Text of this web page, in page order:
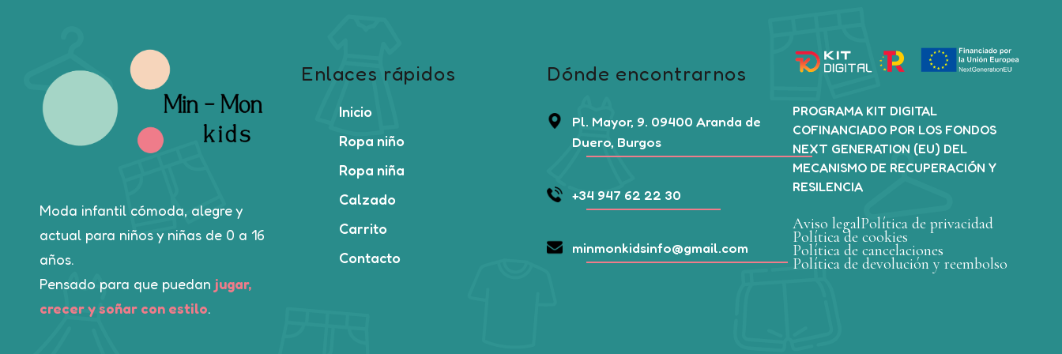
Moda infantil cómoda, alegre y
actual para niños y niñas de 0 a 16
años.
Pensado para que puedan jugar,
crecer y soñar con estilo.
Enlaces rápidos
Inicio
Ropa niño
Ropa niña
Calzado
Carrito
Contacto
Dónde encontrarnos
Pl. Mayor, 9. 09400 Aranda de
Duero, Burgos
+34 947 62 22 30
minmonkidsinfo@gmail.com
PROGRAMA KIT DIGITAL
COFINANCIADO POR LOS FONDOS
NEXT GENERATION (EU) DEL
MECANISMO DE RECUPERACIÓN Y
RESILENCIA
Aviso legalPolítica de privacidad
Política de cookies
Política de cancelaciones
Política de devolución y reembolso